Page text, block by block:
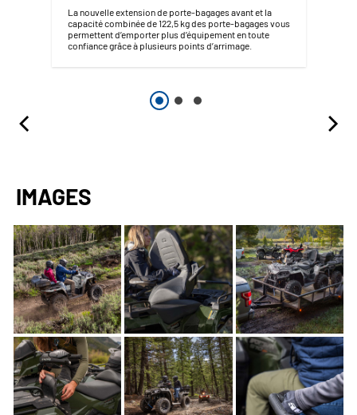
La nouvelle extension de porte-bagages avant et la
capacité combinée de 122,5 kg des porte-bagages vous
permettent d’emporter plus d’équipement en toute
confiance grâce à plusieurs points d’arrimage.
IMAGES